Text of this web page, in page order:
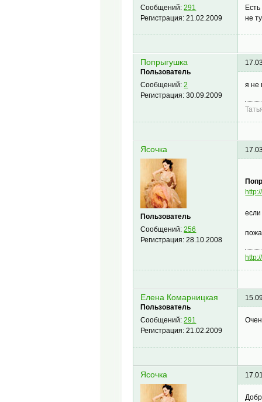
Сообщений:291
Регистрация:21.02.2009
не
Попрыгушка
Пользователь
Сообщений:2
Регистрация:30.09.2009
я не
Ясочка
Пользователь
Сообщений:256
Регистрация:28.10.2008
Елена Комарницкая
Пользователь
Сообщений:291
Регистрация:21.02.2009
Ясочка